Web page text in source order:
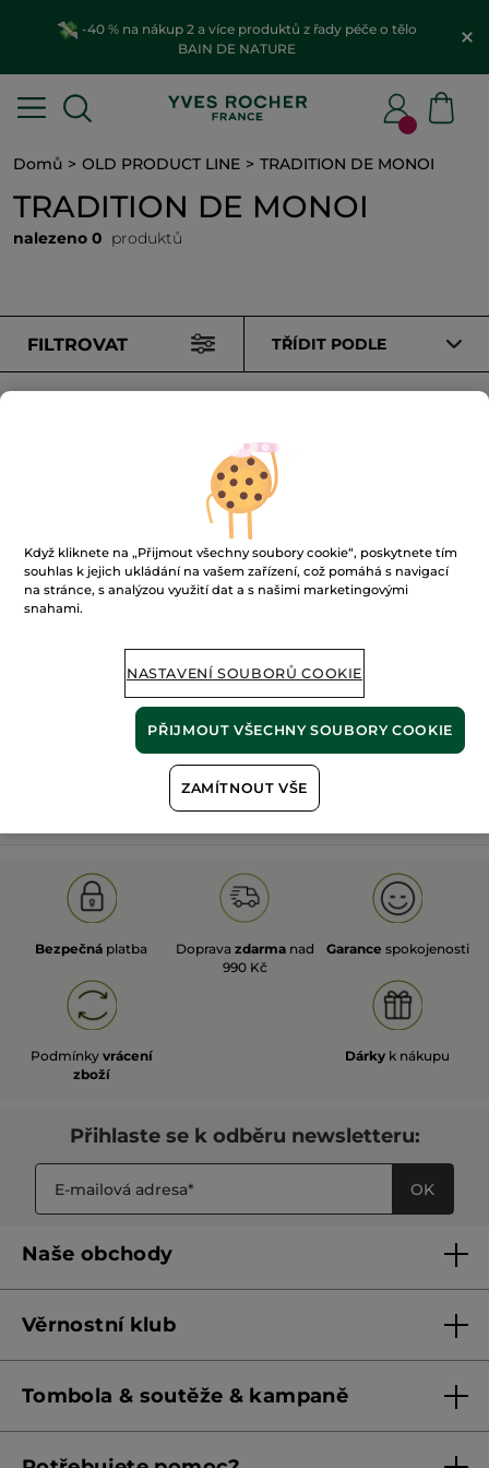
-40 % na nákup 2 a více produktů z řady péče o tělo
BAIN DE NATURE
Domů OLD PRODUCT LINE TRADITION DE MONOI
TRADITION DE MONOI
nalezeno 0 produktů
FILTROVAT TŘÍDIT PODLE
Zobrazit více
OLD PRODUCT LINE LES DEODORANTS NAT.
Bezpečná platba Doprava zdarma nad
990 Kč
Garance spokojenosti
Podmínky vrácení
zboží
Dárky k nákupu
Přihlaste se k odběru newsletteru:
OK
Naše obchody
Franšízing
Věrnostní klub
Pravidla věrnostního klubu od 1. 6. 2026
Tombola & soutěže & kampaně
Když kliknete na „Přijmout všechny soubory cookie“, poskytnete tím
souhlas k jejich ukládání na vašem zařízení, což pomáhá s navigací
na stránce, s analýzou využití dat a s našimi marketingovými
snahami.
NASTAVENÍ SOUBORŮ COOKIE
ZAMÍTNOUT VŠE
PŘIJMOUT VŠECHNY SOUBORY COOKIE